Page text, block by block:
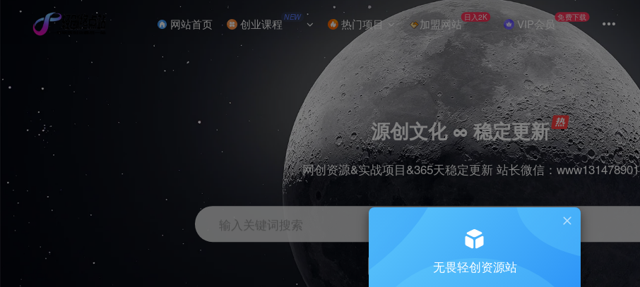
网站首页 创业课程 NEW 热门项目 加盟网站 日入2K VIP会员 免费下载
源创文化 ∞ 稳定更新
网创资源&实战项目&365天稳定更新 站长微信：www131478901
输入关键词搜索
引流 剪辑 短视频
无畏轻创资源站